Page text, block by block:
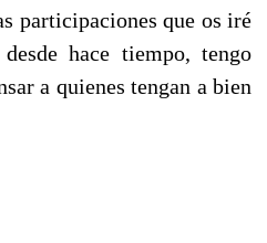
participaciones que os iré
hace tiempo, tengo
a quienes tengan a bien